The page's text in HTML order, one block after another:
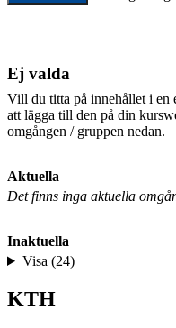
Ej valda
Vill du titta på innehållet i
att lägga till den på din
omgången / gruppen nedan.
Aktuella
Det finns inga aktuella
Inaktuella
Visa (24)
KTH